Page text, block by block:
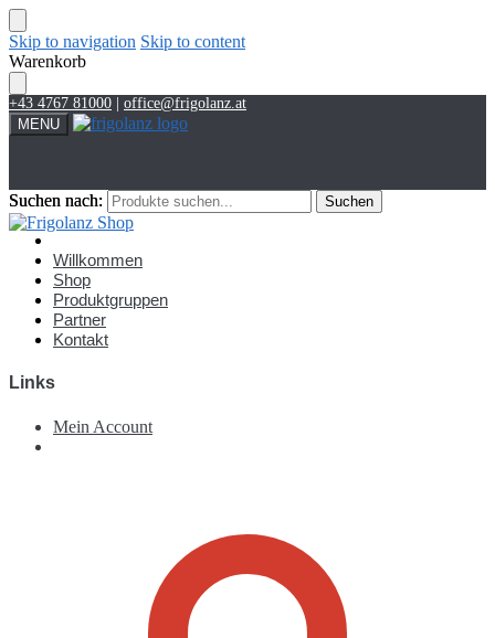
Skip to navigation Skip to content
Warenkorb
+43 4767 81000
office@frigolanz.at
MENU
Suchen nach: Suchen
Suchen nach: Suchen
Willkommen
Shop
Produktgruppen
Partner
Kontakt
Links
Mein Account